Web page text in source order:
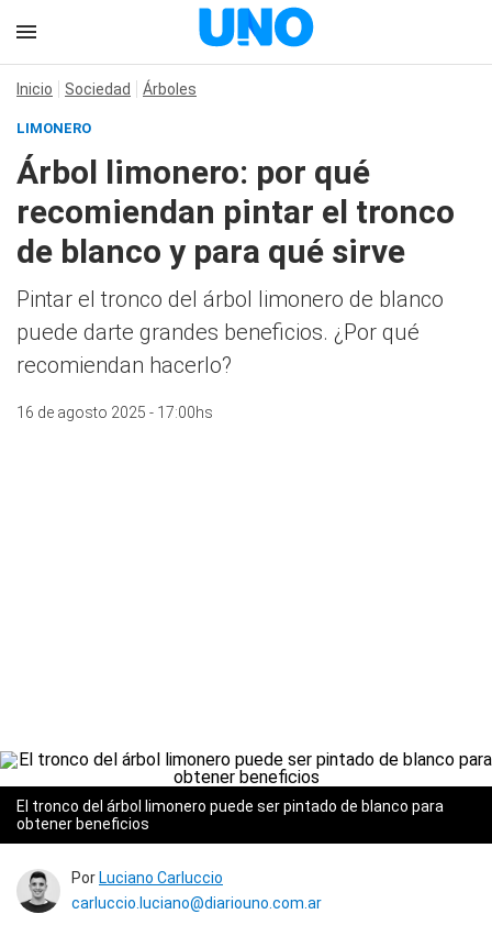
Inicio Sociedad Árboles
LIMONERO
Árbol limonero: por qué
recomiendan pintar el tronco
de blanco y para qué sirve
Pintar el tronco del árbol limonero de blanco
puede darte grandes beneficios. ¿Por qué
recomiendan hacerlo?
16 de agosto 2025 - 17:00hs
El tronco del árbol limonero puede ser pintado de blanco para
obtener beneficios
Por Luciano Carluccio
carluccio.luciano@diariouno.com.ar